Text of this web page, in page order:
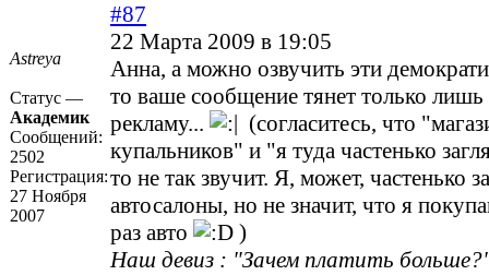
Astreya
Статус —
Академик
Сообщений:
2502
Регистрация:
27 Ноября
2007
#87
22 Марта 2009 в 19:05
Анна, а можно озвучить эти
то ваше сообщение тянет только
рекламу...
(согласитесь, что
купальников" и "я туда частенько
то не так звучит. Я, может, частенько
автосалоны, но не значит, что я
раз авто
)
Наш девиз : "Зачем платить